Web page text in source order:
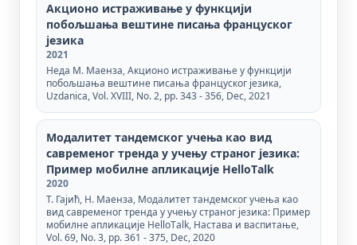
Акционо истраживање у функцији
побољшања вештине писања француског
језика
2021
Неда М. Маенза, Акционо истраживање у функцији
побољшања вештине писања француског језика,
Uzdanica, Vol. XVIII, No. 2, pp. 343 - 356, Dec, 2021
Модалитет тандемског учења као вид
савременог тренда у учењу страног језика:
Пример мобилне апликације HelloТalk
2020
Т. Гајић, Н. Маенза, Модалитет тандемског учења као
вид савременог тренда у учењу страног језика: Пример
мобилне апликације HelloТalk, Настава и васпитање,
Vol. 69, No. 3, pp. 361 - 375, Dec, 2020